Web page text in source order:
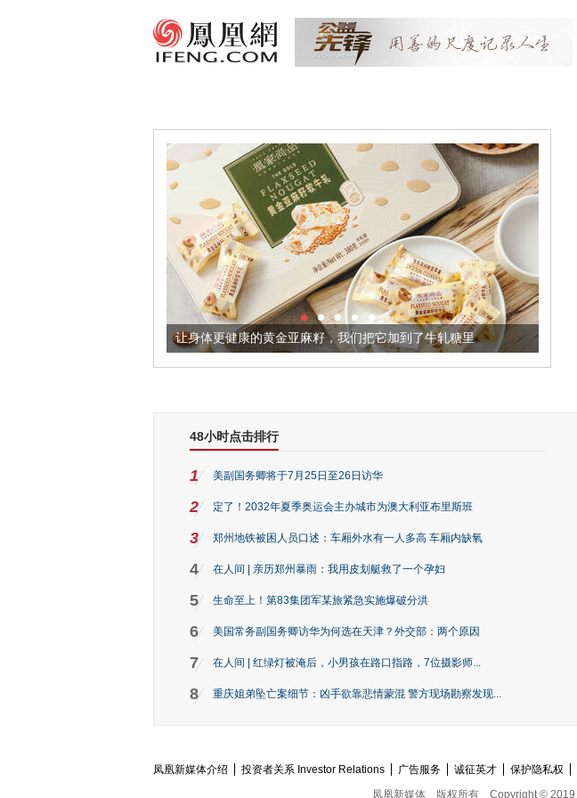
让身体更健康的黄金亚麻籽，我们把它加到了牛轧糖里 被
48小时点击排行
1 美副国务卿将于7月25日至26日访华
2 定了！2032年夏季奥运会主办城市为澳大利亚布里斯班
3 郑州地铁被困人员口述：车厢外水有一人多高 车厢内缺氧
4 在人间 | 亲历郑州暴雨：我用皮划艇救了一个孕妇
5 生命至上！第83集团军某旅紧急实施爆破分洪
6 美国常务副国务卿访华为何选在天津？外交部：两个原因
7 在人间 | 红绿灯被淹后，小男孩在路口指路，7位摄影师...
8 重庆姐弟坠亡案细节：凶手欲靠悲情蒙混 警方现场勘察发现...
凤凰新媒体介绍 投资者关系 Investor Relations 广告服务 诚征英才 保护隐私权
凤凰新媒体
版权所有 Copyright © 2019